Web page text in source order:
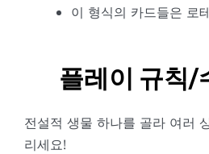
이 형식의 카드들은 로
플레이 규칙/
전설적 생물 하나를 골라 여러
리세요!